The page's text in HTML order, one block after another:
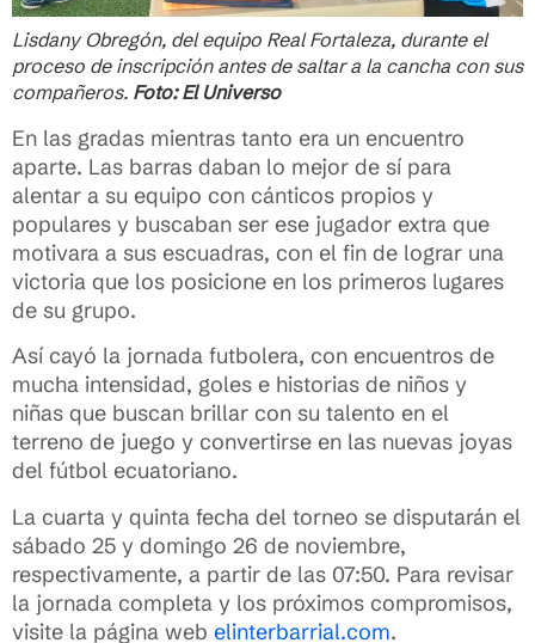
Lisdany Obregón, del equipo Real Fortaleza, durante el
proceso de inscripción antes de saltar a la cancha con sus
compañeros. Foto: El Universo
En las gradas mientras tanto era un encuentro
aparte. Las barras daban lo mejor de sí para
alentar a su equipo con cánticos propios y
populares y buscaban ser ese jugador extra que
motivara a sus escuadras, con el fin de lograr una
victoria que los posicione en los primeros lugares
de su grupo.
Así cayó la jornada futbolera, con encuentros de
mucha intensidad, goles e historias de niños y
niñas que buscan brillar con su talento en el
terreno de juego y convertirse en las nuevas joyas
del fútbol ecuatoriano.
La cuarta y quinta fecha del torneo se disputarán el
sábado 25 y domingo 26 de noviembre,
respectivamente, a partir de las 07:50. Para revisar
la jornada completa y los próximos compromisos,
visite la página web elinterbarrial.com.